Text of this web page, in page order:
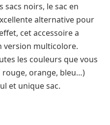
sacs noirs, le sac en
alternative pour
cet accessoire a
version multicolore.
les couleurs que vous
rouge, orange, bleu…)
et unique sac.